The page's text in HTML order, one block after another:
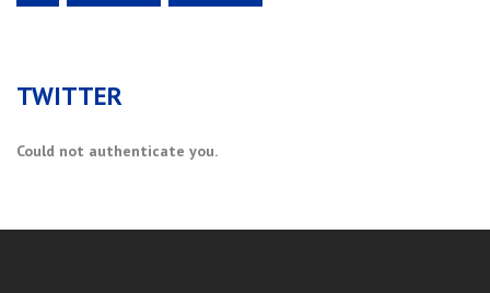
TWITTER
Could not authenticate you.